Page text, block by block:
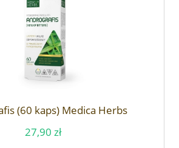
(60 kaps) Medica Herbs
27,90 zł